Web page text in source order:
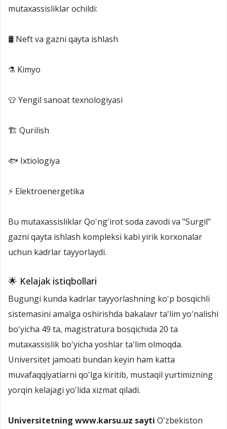
mutaxassisliklar ochildi:
🛢️ Neft va gazni qayta ishlash
⚗️ Kimyo
👕 Yengil sanoat texnologiyasi
🏗️ Qurilish
🐟 Ixtiologiya
⚡ Elektroenergetika
Bu mutaxassisliklar Qo'ng'irot soda zavodi va "Surgil"
gazni qayta ishlash kompleksi kabi yirik korxonalar
uchun kadrlar tayyorlaydi.
🌟 Kelajak istiqbollari
Bugungi kunda kadrlar tayyorlashning ko'p bosqichli
sistemasini amalga oshirishda bakalavr ta'lim yo'nalishi
bo'yicha 49 ta, magistratura bosqichida 20 ta
mutaxassislik bo'yicha yoshlar ta'lim olmoqda.
Universitet jamoati bundan keyin ham katta
muvafaqqiyatlarni qo'lga kiritib, mustaqil yurtimizning
yorqin kelajagi yo'lida xizmat qiladi.
Universitetning www.karsu.uz sayti O'zbekiston